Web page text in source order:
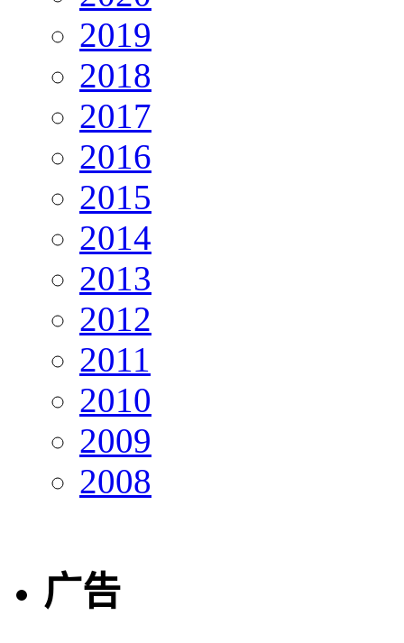
2019
2018
2017
2016
2015
2014
2013
2012
2011
2010
2009
2008
广告